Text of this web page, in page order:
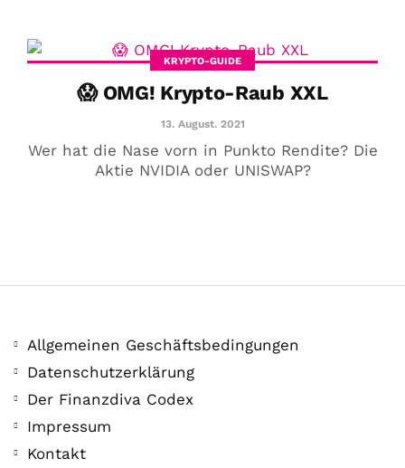
KRYPTO-GUIDE
😱 OMG! Krypto-Raub XXL
13. August. 2021
Wer hat die Nase vorn in Punkto Rendite? Die
Aktie NVIDIA oder UNISWAP?
Allgemeinen Geschäftsbedingungen
Datenschutzerklärung
Der Finanzdiva Codex
Impressum
Kontakt
Der Leserbrief der
Woche #2